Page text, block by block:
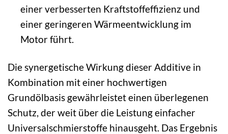
einer verbesserten Kraftstoffeffizienz und
einer geringeren Wärmeentwicklung im
Motor führt.
Die synergetische Wirkung dieser Additive in
Kombination mit einer hochwertigen
Grundölbasis gewährleistet einen überlegenen
Schutz, der weit über die Leistung einfacher
Universalschmierstoffe hinausgeht. Das Ergebnis